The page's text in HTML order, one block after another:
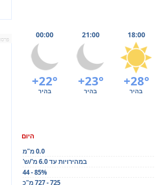
18:00
21:00
00:00
+28°
+23°
+22°
בהיר בהיר בהיר
היום
0.0 מ"מ
במהירויות עד 6.0 מ'/ש'
44 - 85%
725 - 727 מ"כ